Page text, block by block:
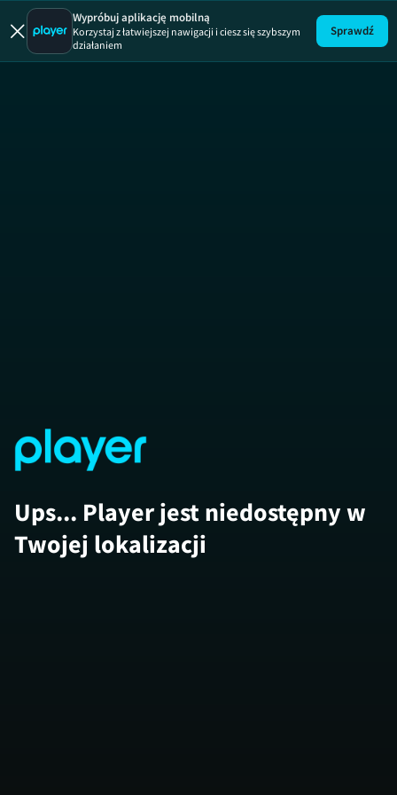
Uwaga! Pirat
Wypróbuj aplikację mobilną
Korzystaj z łatwiejszej nawigacji i ciesz się szybszym
działaniem
Sprawdź
Ups... Player jest niedostępny w
Twojej lokalizacji